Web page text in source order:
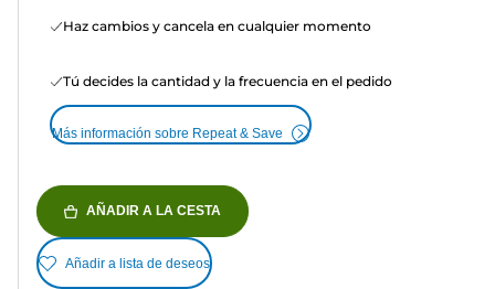
Haz cambios y cancela en cualquier momento
Tú decides la cantidad y la frecuencia en el pedido
Más información sobre Repeat & Save
AÑADIR A LA CESTA
Añadir a lista de deseos